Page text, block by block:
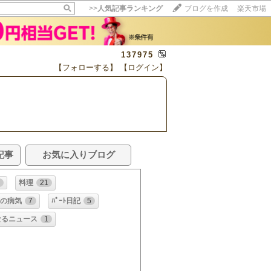
>>人気記事ランキング ブログを作成 楽天市場
137975
【フォローする】 【ログイン】
事 お気に入りブログ
料理 21
病気 7 ﾊﾟｰﾄ日記 5
ニュース 1